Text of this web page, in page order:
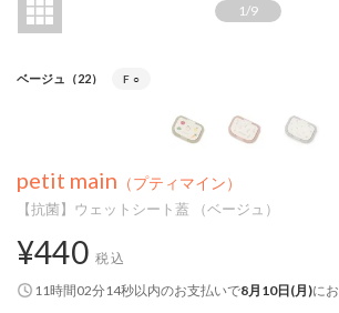
1 /9
ベージュ（22） F ○
petit main （プティマイン）
【抗菌】ウェットシート蓋 （ベージュ）
¥440 税込
11時間02分13秒以内のお支払いで8月10日(月)に